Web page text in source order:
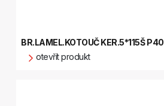
BR.LAMEL.KOTOUČ KER.5*115Š P40
otevřít produkt